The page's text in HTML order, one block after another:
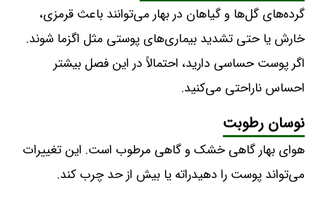
گرده‌های گل‌ها و گیاهان در بهار می‌توانند باعث قرمزی،
خارش یا حتی تشدید بیماری‌های پوستی مثل اگزما شوند.
اگر پوست حساسی دارید، احتمالاً در این فصل بیشتر
احساس ناراحتی می‌کنید.
نوسان رطوبت
هوای بهار گاهی خشک و گاهی مرطوب است. این تغییرات
می‌تواند پوست را دهیدراته یا بیش از حد چرب کند.